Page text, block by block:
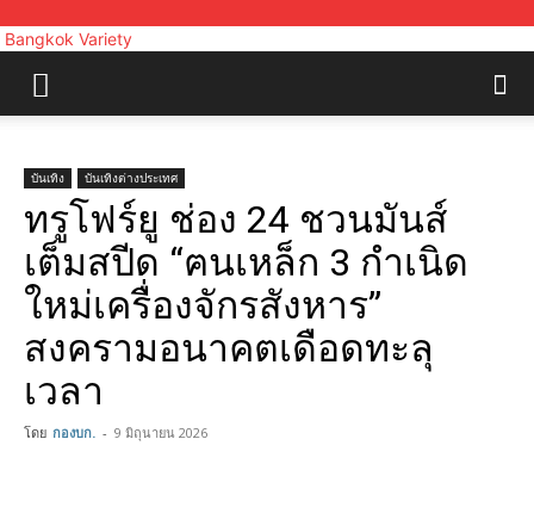
Bangkok Variety
บันเทิง บันเทิงต่างประเทศ
ทรูโฟร์ยู ช่อง 24 ชวนมันส์
เต็มสปีด “ฅนเหล็ก 3 กำเนิด
ใหม่เครื่องจักรสังหาร”
สงครามอนาคตเดือดทะลุ
เวลา
โดย กองบก. - 9 มิถุนายน 2026